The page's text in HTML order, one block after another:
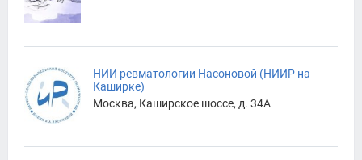
НИИ ревматологии Насоновой (НИИР на
Каширке)
Москва, Каширское шоссе, д. 34А